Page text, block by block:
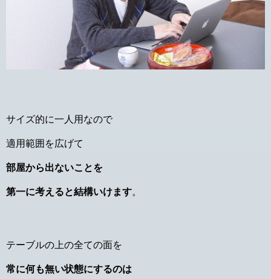
サイズ的に一人用なので
適用範囲を広げて
部屋から出ないことを
第一に考えると結構いけます。
テーブルの上の全ての面を
常に何も無い状態にするのは